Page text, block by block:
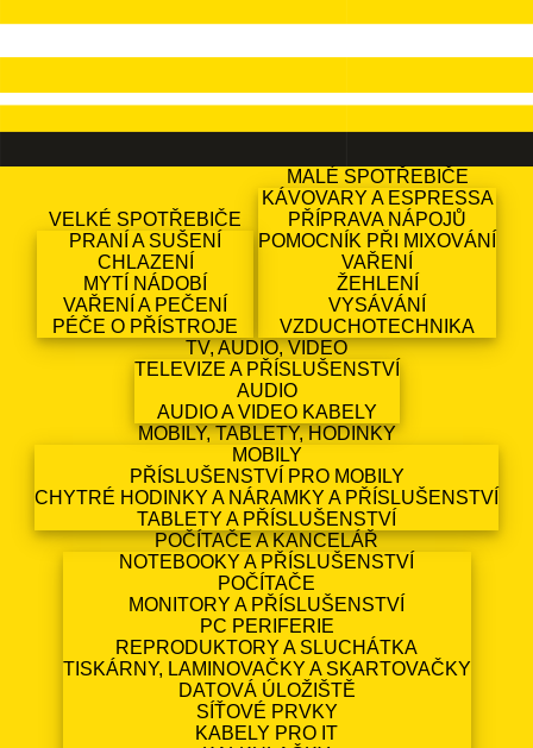
VELKÉ SPOTŘEBIČE
PRANÍ A SUŠENÍ
CHLAZENÍ
MYTÍ NÁDOBÍ
VAŘENÍ A PEČENÍ
PÉČE O PŘÍSTROJE
MALÉ SPOTŘEBIČE
KÁVOVARY A ESPRESSA
PŘÍPRAVA NÁPOJŮ
POMOCNÍK PŘI MIXOVÁNÍ
VAŘENÍ
ŽEHLENÍ
VYSÁVÁNÍ
VZDUCHOTECHNIKA
TV, AUDIO, VIDEO
TELEVIZE A PŘÍSLUŠENSTVÍ
AUDIO
AUDIO A VIDEO KABELY
MOBILY, TABLETY, HODINKY
MOBILY
PŘÍSLUŠENSTVÍ PRO MOBILY
CHYTRÉ HODINKY A NÁRAMKY A PŘÍSLUŠENSTVÍ
TABLETY A PŘÍSLUŠENSTVÍ
POČÍTAČE A KANCELÁŘ
NOTEBOOKY A PŘÍSLUŠENSTVÍ
POČÍTAČE
MONITORY A PŘÍSLUŠENSTVÍ
PC PERIFERIE
REPRODUKTORY A SLUCHÁTKA
TISKÁRNY, LAMINOVAČKY A SKARTOVAČKY
DATOVÁ ÚLOŽIŠTĚ
SÍŤOVÉ PRVKY
KABELY PRO IT